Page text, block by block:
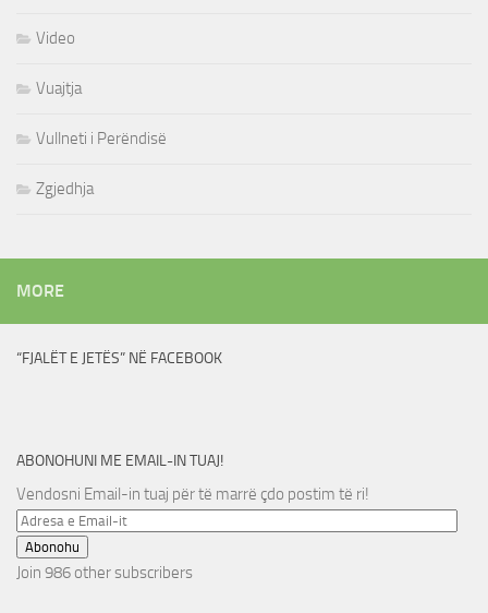
Video
Vuajtja
Vullneti i Perëndisë
Zgjedhja
MORE
“FJALËT E JETËS” NË FACEBOOK
ABONOHUNI ME EMAIL-IN TUAJ!
Vendosni Email-in tuaj për të marrë çdo postim të ri!
Adresa
e
Email-
Abonohu
Join 986 other subscribers